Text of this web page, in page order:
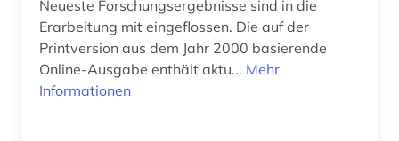
Neueste Forschungsergebnisse sind in die
Erarbeitung mit eingeflossen. Die auf der
Printversion aus dem Jahr 2000 basierende
Online-Ausgabe enthält aktu... Mehr
Informationen